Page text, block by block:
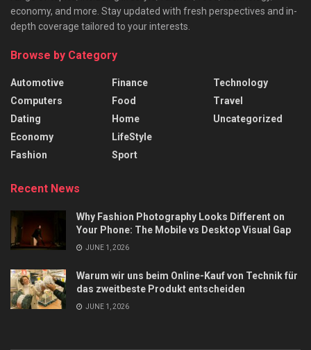
economy, and more. Stay updated with fresh perspectives and in-
depth coverage tailored to your interests.
Browse by Category
Automotive
Computers
Dating
Economy
Fashion
Finance
Food
Home
LifeStyle
Sport
Technology
Travel
Uncategorized
Recent News
Why Fashion Photography Looks Different on
Your Phone: The Mobile vs Desktop Visual Gap
JUNE 1, 2026
Warum wir uns beim Online-Kauf von Technik für
das zweitbeste Produkt entscheiden
JUNE 1, 2026